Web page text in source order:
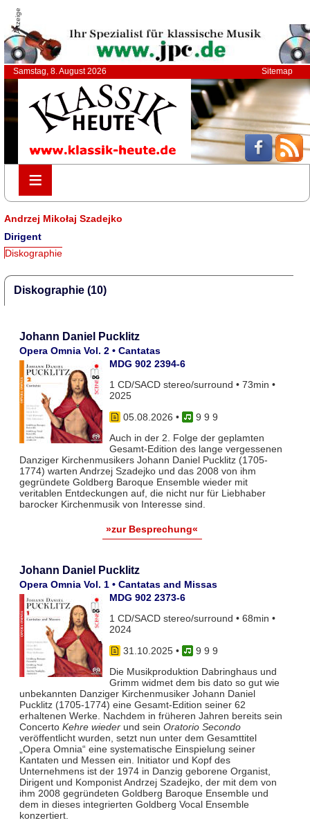
Anzeige
Samstag, 8. August 2026 Sitemap
≡
≡
Andrzej Mikołaj Szadejko
Dirigent
Diskographie
Diskographie (10)
Johann Daniel Pucklitz
Opera Omnia Vol. 2 • Cantatas
MDG 902 2394-6
1 CD/SACD stereo/surround • 73min •
2025
05.08.2026 •
9 9 9
Auch in der 2. Folge der geplamten
Gesamt-Edition des lange vergessenen
Danziger Kirchenmusikers Johann Daniel Pucklitz (1705-
1774) warten Andrzej Szadejko und das 2008 von ihm
gegründete Goldberg Baroque Ensemble wieder mit
veritablen Entdeckungen auf, die nicht nur für Liebhaber
barocker Kirchenmusik von Interesse sind.
»zur Besprechung«
Johann Daniel Pucklitz
Opera Omnia Vol. 1 • Cantatas and Missas
MDG 902 2373-6
1 CD/SACD stereo/surround • 68min •
2024
31.10.2025•
9 9 9
Die Musikproduktion Dabringhaus und
Grimm widmet dem bis dato so gut wie
unbekannten Danziger Kirchenmusiker Johann Daniel
Pucklitz (1705-1774) eine Gesamt-Edition seiner 62
erhaltenen Werke. Nachdem in früheren Jahren bereits sein
Concerto Kehre wiederund sein Oratorio Secondo
veröffentlicht wurden, setzt nun unter dem Gesamttitel
„Opera Omnia“ eine systematische Einspielung seiner
Kantaten und Messen ein. Initiator und Kopf des
Unternehmens ist der 1974 in Danzig geborene Organist,
Dirigent und Komponist Andrzej Szadejko, der mit dem von
ihm 2008 gegründeten Goldberg Baroque Ensemble und
dem in dieses integrierten Goldberg Vocal Ensemble
konzertiert.